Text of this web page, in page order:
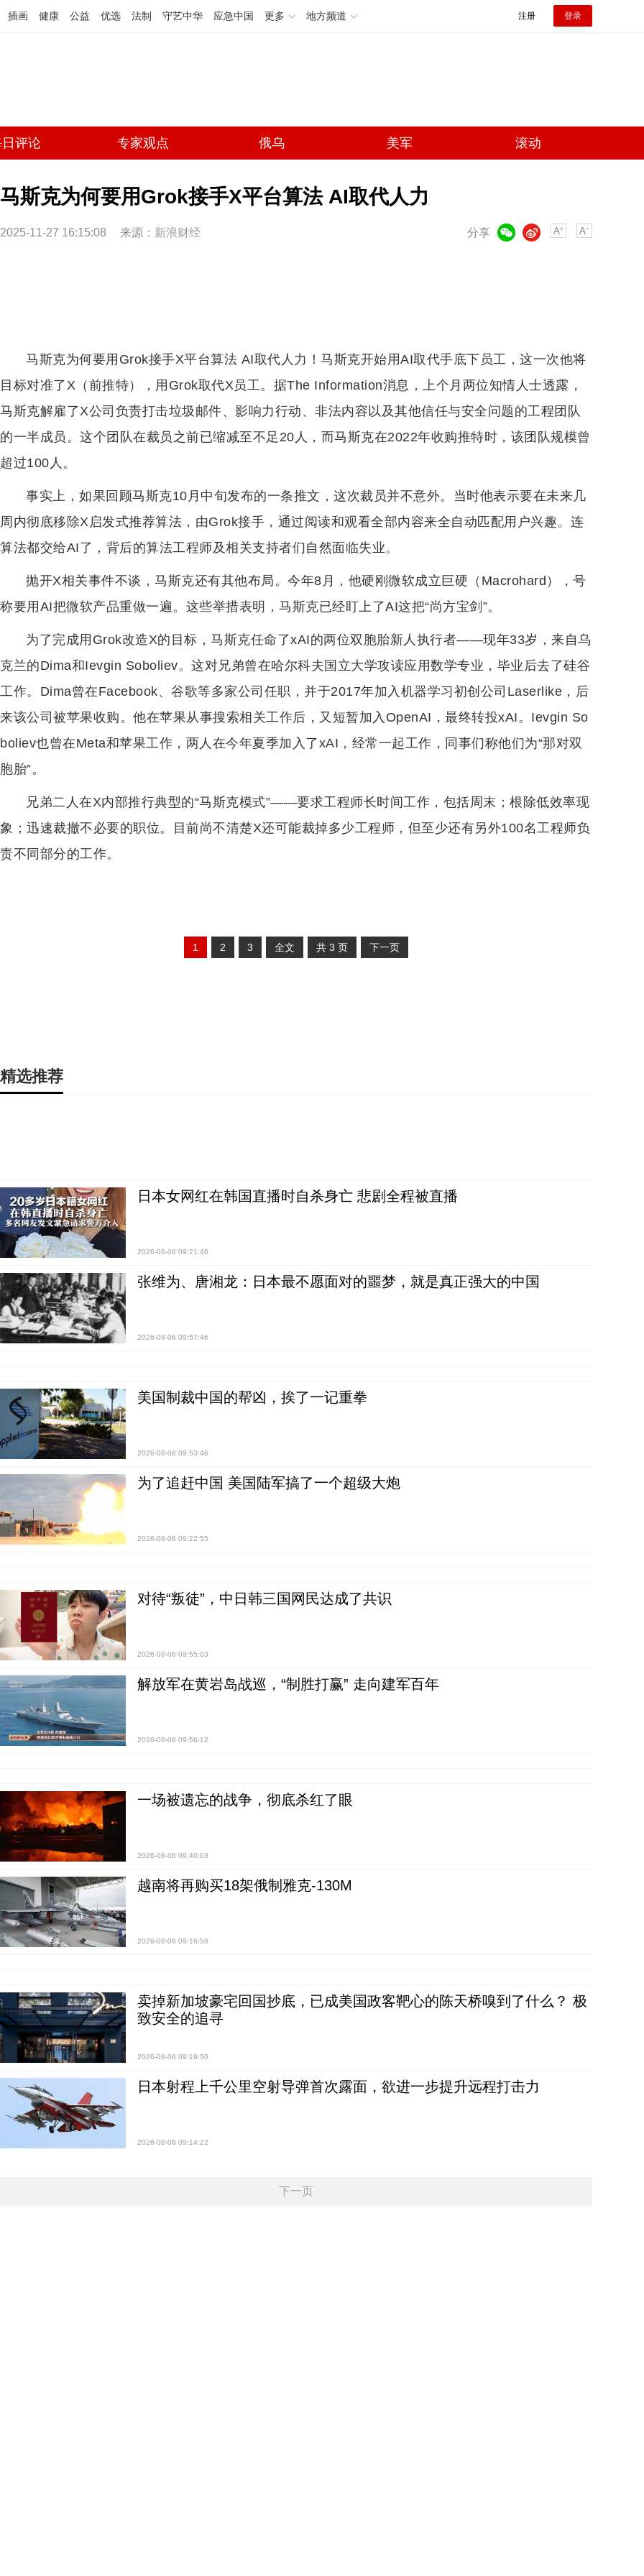
插画 健康 公益 优选 法制 守艺中华 应急中国 更多 地方频道 注册 登录
评论 专家观点 俄乌 美军 滚动
马斯克为何要用Grok接手X平台算法 AI取代人力
2025-11-27 16:15:08 来源： 新浪财经 分享
微博
马斯克为何要用Grok接手X平台算法 AI取代人力！马斯克开始用AI取代手底下员工，这一次他将
目标对准了X（前推特），用Grok取代X员工。据The Information消息，上个月两位知情人士透露，
马斯克解雇了X公司负责打击垃圾邮件、影响力行动、非法内容以及其他信任与安全问题的工程团队
的一半成员。这个团队在裁员之前已缩减至不足20人，而马斯克在2022年收购推特时，该团队规模曾
超过100人。
事实上，如果回顾马斯克10月中旬发布的一条推文，这次裁员并不意外。当时他表示要在未来几
周内彻底移除X启发式推荐算法，由Grok接手，通过阅读和观看全部内容来全自动匹配用户兴趣。连
算法都交给AI了，背后的算法工程师及相关支持者们自然面临失业。
抛开X相关事件不谈，马斯克还有其他布局。今年8月，他硬刚微软成立巨硬（Macrohard），号
称要用AI把微软产品重做一遍。这些举措表明，马斯克已经盯上了AI这把“尚方宝剑”。
为了完成用Grok改造X的目标，马斯克任命了xAI的两位双胞胎新人执行者——现年33岁，来自乌
克兰的Dima和Ievgin Soboliev。这对兄弟曾在哈尔科夫国立大学攻读应用数学专业，毕业后去了硅谷
工作。Dima曾在Facebook、谷歌等多家公司任职，并于2017年加入机器学习初创公司Laserlike，后
来该公司被苹果收购。他在苹果从事搜索相关工作后，又短暂加入OpenAI，最终转投xAI。Ievgin So
boliev也曾在Meta和苹果工作，两人在今年夏季加入了xAI，经常一起工作，同事们称他们为“那对双
胞胎”。
兄弟二人在X内部推行典型的“马斯克模式”——要求工程师长时间工作，包括周末；根除低效率现
象；迅速裁撤不必要的职位。目前尚不清楚X还可能裁掉多少工程师，但至少还有另外100名工程师负
责不同部分的工作。
1 2 3 全文 共 3 页 下一页
精选推荐
日本女网红在韩国直播时自杀身亡 悲剧全程被直播
2026-08-06 09:21:46
张维为、唐湘龙：日本最不愿面对的噩梦，就是真正强大的中国
2026-08-06 09:57:46
美国制裁中国的帮凶，挨了一记重拳
2026-08-06 09:53:46
为了追赶中国 美国陆军搞了一个超级大炮
2026-08-06 09:22:55
对待“叛徒”，中日韩三国网民达成了共识
2026-08-06 09:55:03
解放军在黄岩岛战巡，“制胜打赢” 走向建军百年
2026-08-06 09:56:12
一场被遗忘的战争，彻底杀红了眼
2026-08-06 09:40:03
越南将再购买18架俄制雅克-130M
2026-08-06 09:16:58
卖掉新加坡豪宅回国抄底，已成美国政客靶心的陈天桥嗅到了什么？ 极
致安全的追寻
2026-08-06 09:19:50
日本射程上千公里空射导弹首次露面，欲进一步提升远程打击力
2026-08-06 09:14:22
下一页